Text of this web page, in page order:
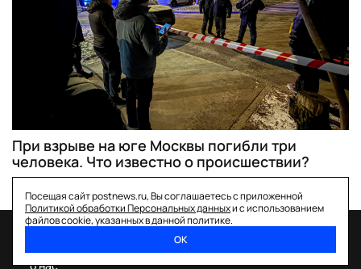
При взрыве на юге Москвы погибли три
человека. Что известно о происшествии?
Посещая сайт postnews.ru, Вы соглашаетесь с приложенной
Политикой обработки Персональных данныхи с использованием
файлов cookie, указанных в данной политике.
ОК
о нас